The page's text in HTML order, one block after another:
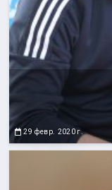
29 февр. 2020 г.